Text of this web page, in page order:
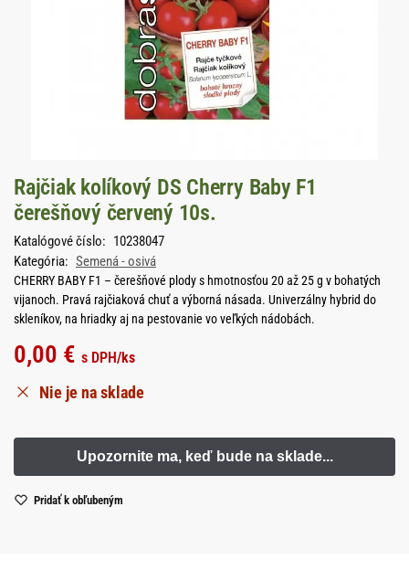
Rajčiak kolíkový DS Cherry Baby F1
čerešňový červený 10s.
Katalógové číslo: 10238047
Kategória: Semená - osivá
CHERRY BABY F1 – čerešňové plody s hmotnosťou 20 až 25 g v bohatých
vijanoch. Pravá rajčiaková chuť a výborná násada. Univerzálny hybrid do
skleníkov, na hriadky aj na pestovanie vo veľkých nádobách.
0,00 € s DPH/ks
Nie je na sklade
Pridať k obľubeným